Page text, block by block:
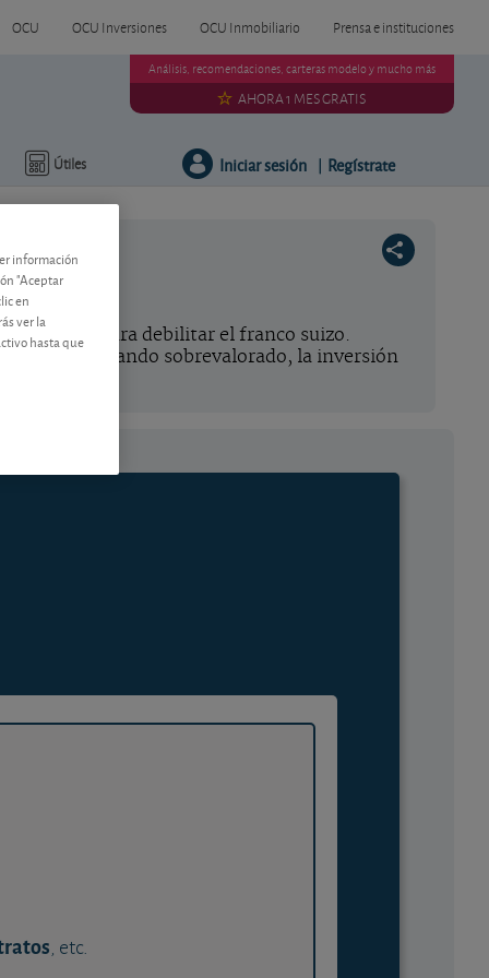
OCU OCU Inversiones OCU Inmobiliario Prensa e instituciones
Útiles
Análisis, recomendaciones, carteras modelo y mucho más
AHORA 1 MES GRATIS
Iniciar sesión | Regístrate
para debilitar el franco suizo.
y estando sobrevalorado, la inversión
, etc.
información
"Aceptar
en
ver la
hasta que